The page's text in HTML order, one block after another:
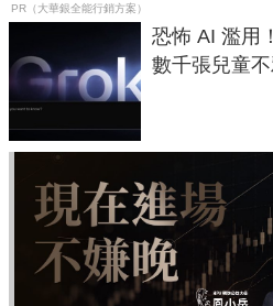
PR（大華銀全能行銷方案）
恐怖 AI 濫用
數千張兒童